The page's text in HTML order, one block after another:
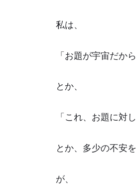
私は、
「お題が宇宙だか
とか、
「これ、お題に対
とか、多少の不安
が、